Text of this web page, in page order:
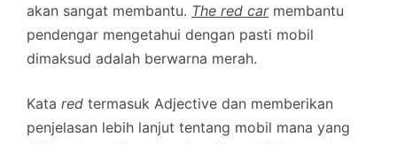
akan sangat membantu. The red carmembantu
pendengar mengetahui dengan pasti mobil
dimaksud adalah berwarna merah.
Kata red termasuk Adjective dan memberikan
penjelasan lebih lanjut tentang mobil mana yang